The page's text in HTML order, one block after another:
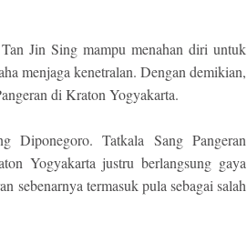
Jin Sing mampu menahan diri untuk
menjaga kenetralan. Dengan demikian,
di Kraton Yogyakarta.
Diponegoro. Tatkala Sang Pangeran
Yogyakarta justru berlangsung gaya
sebenarnya termasuk pula sebagai salah